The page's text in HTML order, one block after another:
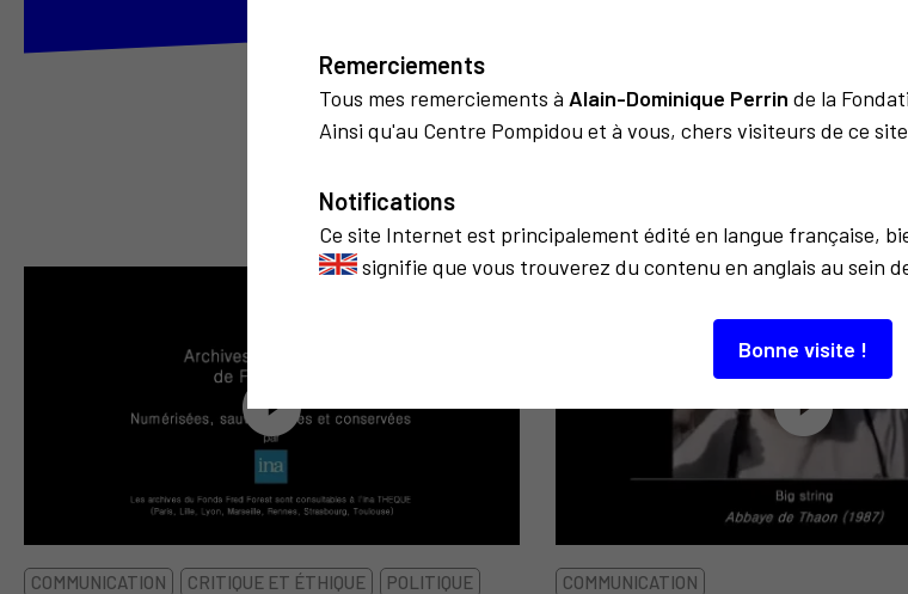
Remerciements
Tous mes remerciements à Alain-Dominique Perrin de la
Ainsi qu'au Centre Pompidou et à vous, chers visiteurs de ce
Notifications
Ce site Internet est principalement édité en langue française,
signifie que vous trouverez du contenu en anglais au sein
Bonne visite !
COMMUNICATION CRITIQUE ET ÉTHIQUE POLITIQUE COMMUNICATION